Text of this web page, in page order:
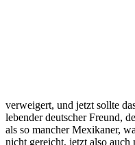
verweigert, und jetzt sollte
lebender deutscher Freund,
als so mancher Mexikaner,
nicht gereicht, jetzt also